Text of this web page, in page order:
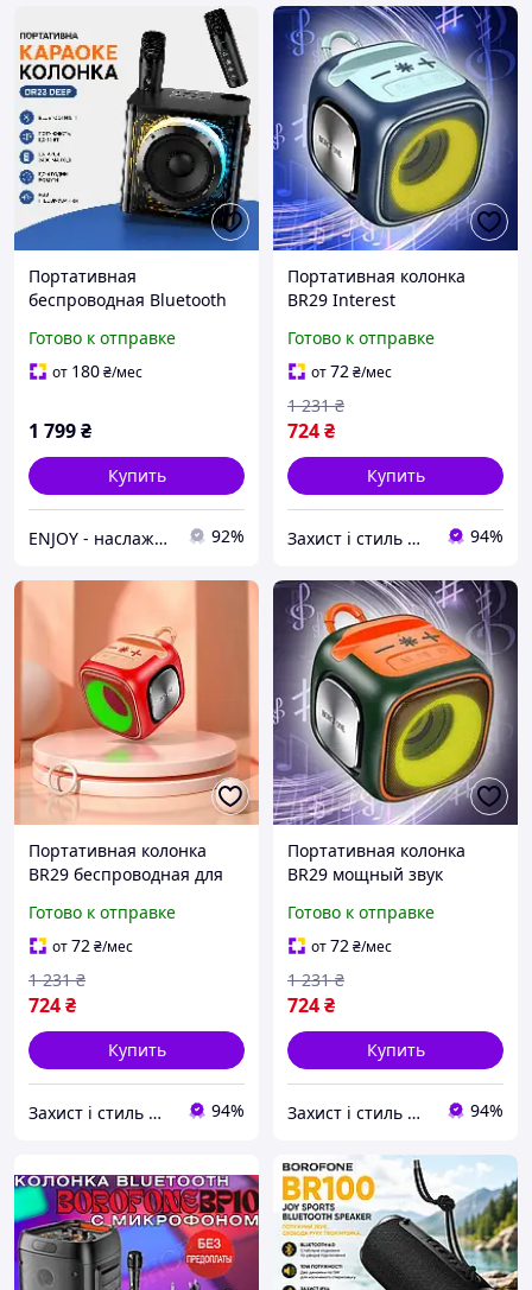
Портативная
беспроводная Bluetooth
микрофонами Borofone
DR23 |BT5.4, 15W,
Готово к отправке
от 180₴/мес
1 799₴
Купить
ENJOY - наслаждайтесь покупками вместе с нами! 92%
Портативная колонка
BR29 Interest
водонепроницаемая для
активного отдыха с
качественным звуком
синяя
Готово к отправке
от72₴/мес
724₴
1 231 ₴
Купить
Захист і стиль — в одному магазині 94%
Портативная колонка
BR29 беспроводная для
мощный звук
влагозащищенная
красная
Готово к отправке
от72₴/мес
724₴
1 231 ₴
Купить
Захист і стиль — в одному магазині 94%
Портативная колонка
BR29 мощный звук
активного отдыха и
спорта тёмно-зелёная
Готово к отправке
от72₴/мес
724₴
1 231 ₴
Купить
Захист і стиль — в одному магазині 94%